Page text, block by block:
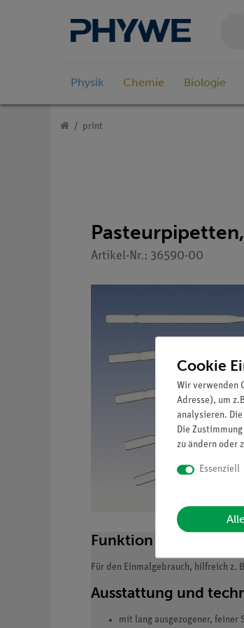
Physik Chemie Biologie
print
Artikel-Nr.: 36590-00
Funktion und
Für den Einmalgebrauch, hilfreich z.
Ausstattung und
mit lang ausgezogener, feiner
Cookie
Wir verwenden
Adresse), um
analysieren.
Die
zu ändern oder
Essenziell